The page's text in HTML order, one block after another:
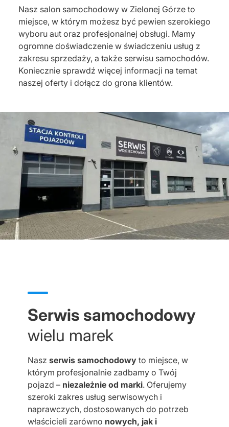
Nasz salon samochodowy w Zielonej Górze to
miejsce, w którym możesz być pewien szerokiego
wyboru aut oraz profesjonalnej obsługi. Mamy
ogromne doświadczenie w świadczeniu usług z
zakresu sprzedaży, a także serwisu samochodów.
Koniecznie sprawdź więcej informacji na temat
naszej oferty i dołącz do grona klientów.
Serwis samochodowy
wielu marek
Nasz serwis samochodowyto miejsce, w
którym profesjonalnie zadbamy o Twój
pojazd – niezależnie od marki. Oferujemy
szeroki zakres usług serwisowych i
naprawczych, dostosowanych do potrzeb
właścicieli zarówno nowych, jak i